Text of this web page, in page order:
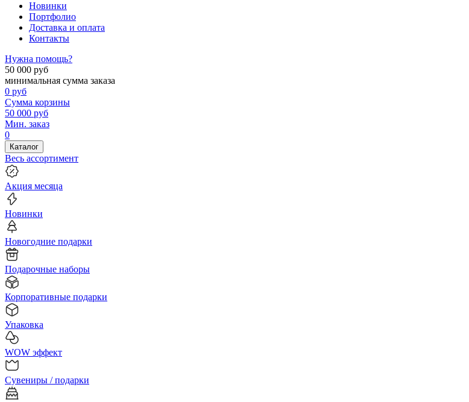
Новинки
Портфолио
Доставка и оплата
Контакты
Нужна помощь?
50 000 руб
минимальная сумма заказа
0 руб
Сумма корзины
50 000 руб
Мин. заказ
0
Каталог
Весь ассортимент
Акция месяца
Новинки
Новогодние подарки
Подарочные наборы
Корпоративные подарки
Упаковка
WOW эффект
Сувениры / подарки